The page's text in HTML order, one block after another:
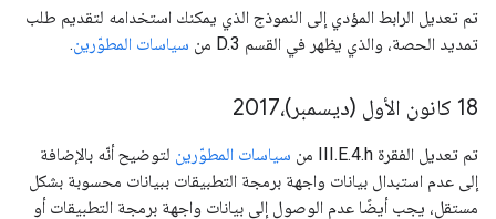
تم تعديل الرابط المؤدي إلى النموذج الذي يمكنك استخدامه لتقديم طلب
تمديد الحصة، والذي يظهر في القسم D.3 من
سياسات المطوّرين.
18 كانون الأول (ديسمبر)،2017
تم تعديل الفقرة III.E.4.h من سياسات المطوّرين لتوضيح أنّه بالإضافة
إلى عدم استبدال بيانات واجهة برمجة التطبيقات ببيانات محسوبة بشكل
مستقل، يجب أيضًا عدم الوصول إلى بيانات واجهة برمجة التطبيقات أو